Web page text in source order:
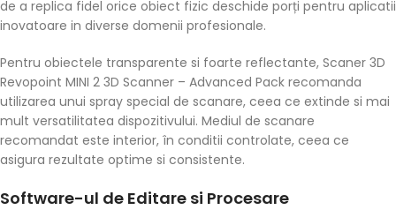
de a replica fidel orice obiect fizic deschide porți pentru aplicatii
inovatoare in diverse domenii profesionale.
Pentru obiectele transparente si foarte reflectante, Scaner 3D
Revopoint MINI 2 3D Scanner – Advanced Pack recomanda
utilizarea unui spray special de scanare, ceea ce extinde si mai
mult versatilitatea dispozitivului. Mediul de scanare
recomandat este interior, în conditii controlate, ceea ce
asigura rezultate optime si consistente.
Software-ul de Editare si Procesare